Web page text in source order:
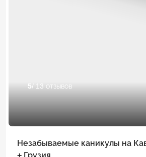
5/ 13 отзывов
Незабываемые каникулы на
+ Грузия